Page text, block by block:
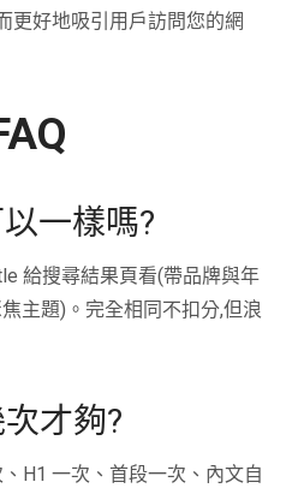
更好地吸引用戶訪問您的網
一樣嗎?
給搜尋結果頁看(帶品牌與年
主題)。完全相同不扣分,但浪
才夠?
H1 一次、首段一次、內文自